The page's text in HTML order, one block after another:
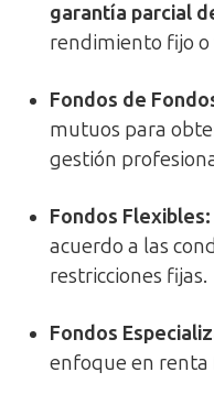
garantía parcial
rendimiento fijo o
Fondos de
mutuos para
gestión
Fondos Flexibles:
acuerdo a las
restricciones fijas.
Fondos
enfoque en renta